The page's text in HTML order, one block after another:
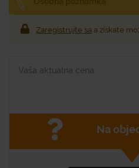
Zaregistrujte sa a získate
Vaša aktuálna cena
Na